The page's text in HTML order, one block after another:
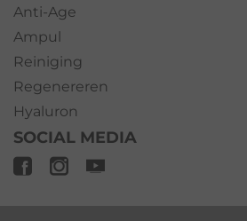
Anti-Age
Ampul
Reiniging
Regenereren
Hyaluron
SOCIAL MEDIA